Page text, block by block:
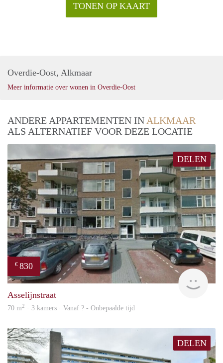
TONEN OP KAART
Overdie-Oost, Alkmaar
Meer informatie over wonen in Overdie-Oost
ANDERE APPARTEMENTEN IN ALKMAAR
ALS ALTERNATIEF VOOR DEZE LOCATIE
DELEN
€ 830
rent
Asselijnstraat
70 m2 · 3 kamers · Vanaf ? - Onbepaalde tijd
DELEN